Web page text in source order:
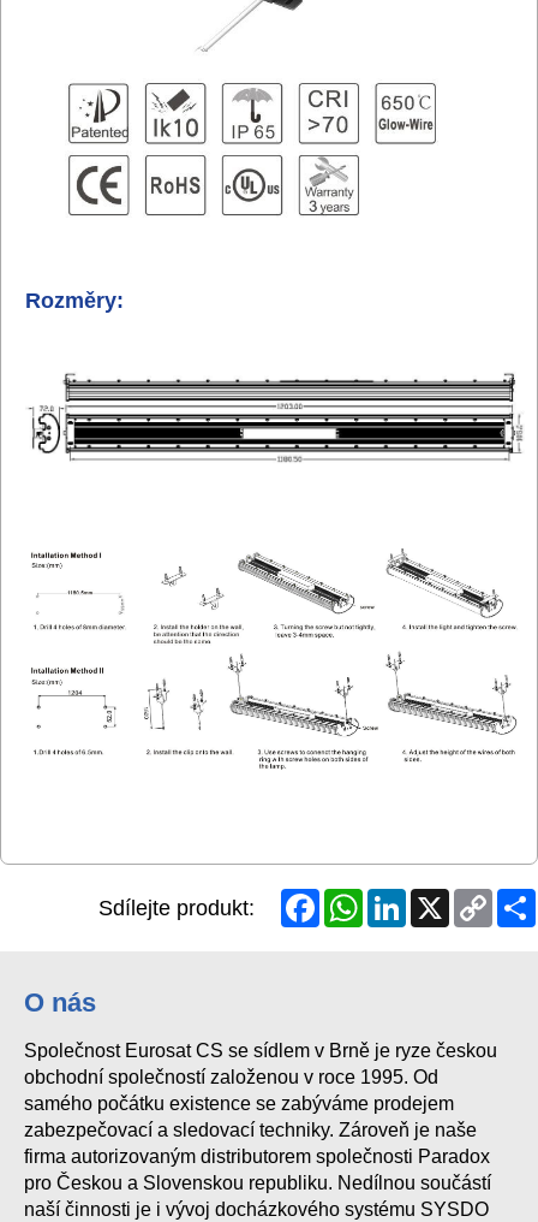
Rozměry:
Sdílejte produkt: FacebookWhatsAppLinkedIn
Copy
Link
O nás
Společnost Eurosat CS se sídlem v Brně je ryze českou
obchodní společností založenou v roce 1995. Od
samého počátku existence se zabýváme prodejem
zabezpečovací a sledovací techniky. Zároveň je naše
firma autorizovaným distributorem společnosti Paradox
pro Českou a Slovenskou republiku. Nedílnou součástí
naší činnosti je i vývoj docházkového systému SYSDO